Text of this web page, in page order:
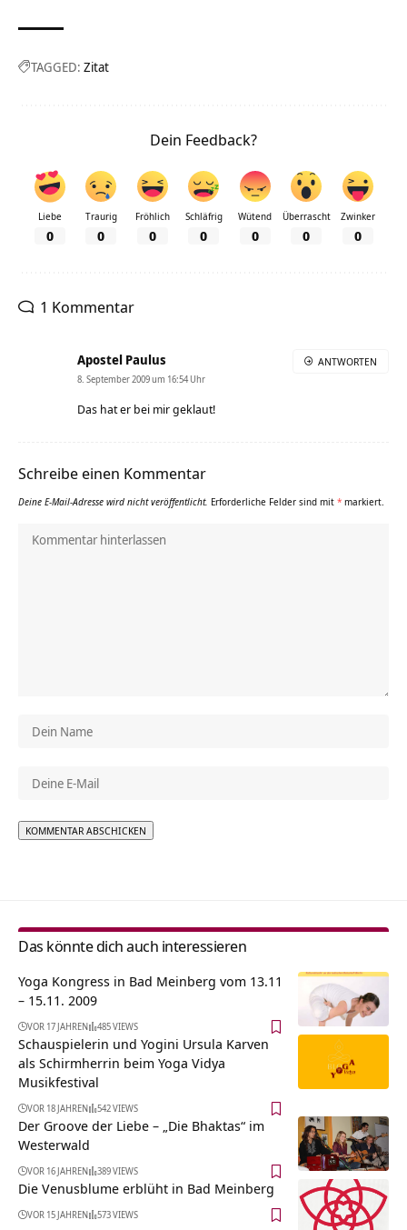
TAGGED: Zitat
Dein Feedback?
Liebe
0
Traurig
0
Fröhlich
0
Schläfrig
0
Wütend
0
Überrascht
0
Zwinker
0
1 Kommentar
Apostel Paulus
8. September 2009 um 16:54 Uhr
Das hat er bei mir geklaut!
ANTWORTEN
Schreibe einen Kommentar
Deine E-Mail-Adresse wird nicht veröffentlicht. Erforderliche Felder sind mit * markiert.
Das könnte dich auch interessieren
Yoga Kongress in Bad Meinberg vom 13.11
– 15.11. 2009
VOR 17 JAHREN 485 VIEWS
Schauspielerin und Yogini Ursula Karven
als Schirmherrin beim Yoga Vidya
Musikfestival
VOR 18 JAHREN 542 VIEWS
Der Groove der Liebe – „Die Bhaktas“ im
Westerwald
VOR 16 JAHREN 389 VIEWS
Die Venusblume erblüht in Bad Meinberg
VOR 15 JAHREN 573 VIEWS